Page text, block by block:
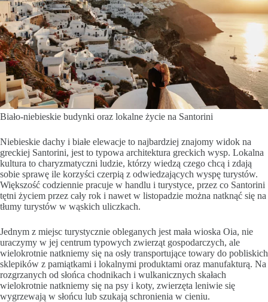
Biało-niebieskie budynki oraz lokalne życie na Santorini
Niebieskie dachy i białe elewacje to najbardziej znajomy widok na
greckiej Santorini, jest to typowa architektura greckich wysp. Lokalna
kultura to charyzmatyczni ludzie, którzy wiedzą czego chcą i zdają
sobie sprawę ile korzyści czerpią z odwiedzających wyspę turystów.
Większość codziennie pracuje w handlu i turystyce, przez co Santorini
tętni życiem przez cały rok i nawet w listopadzie można natknąć się na
tłumy turystów w wąskich uliczkach.
Jednym z miejsc turystycznie obleganych jest mała wioska Oia, nie
uraczymy w jej centrum typowych zwierząt gospodarczych, ale
wielokrotnie natkniemy się na osły transportujące towary do pobliskich
sklepików z pamiątkami i lokalnymi produktami oraz manufakturą. Na
rozgrzanych od słońca chodnikach i wulkanicznych skałach
wielokrotnie natkniemy się na psy i koty, zwierzęta leniwie się
wygrzewają w słońcu lub szukają schronienia w cieniu.